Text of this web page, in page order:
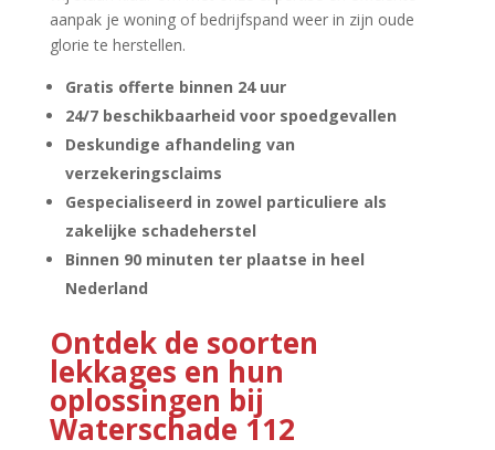
aanpak je woning of bedrijfspand weer in zijn oude
glorie te herstellen.​
Gratis offerte binnen 24 uur
24/7 beschikbaarheid voor spoedgevallen
Deskundige afhandeling van
verzekeringsclaims
Gespecialiseerd in zowel particuliere als
zakelijke schadeherstel
Binnen 90 minuten ter plaatse in heel
Nederland
Ontdek de soorten
lekkages en hun
oplossingen bij
Waterschade 112